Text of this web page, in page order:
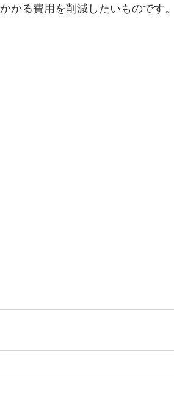
かる費用を削減したいものです。